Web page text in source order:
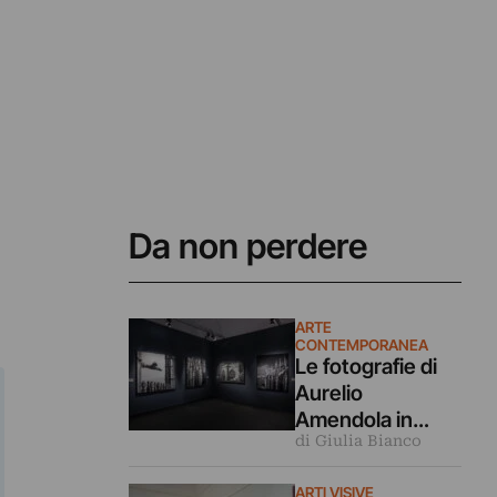
Da non perdere
ARTE
CONTEMPORANEA
Le fotografie di
Aurelio
Amendola in
dialogo coi
di Giulia Bianco
ARTI VISIVE